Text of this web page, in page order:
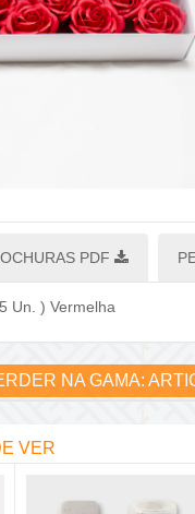
PDF
Un. ) Vermelha
NA GAMA:
VER